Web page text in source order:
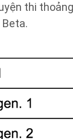
thi